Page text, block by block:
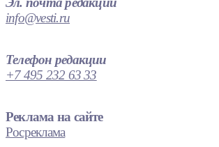
info@vesti.ru
Телефон редакции
+7 495 232 63 33
Реклама на сайте
Росреклама